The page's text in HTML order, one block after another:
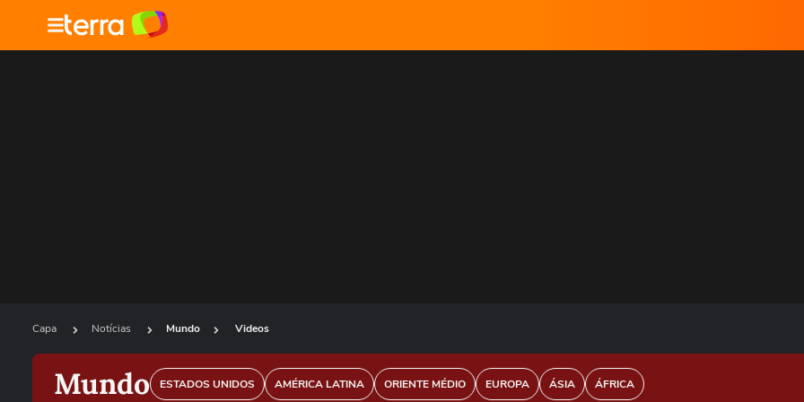
Capa Notícias Mundo Videos
Mundo ESTADOS UNIDOS AMÉRICA LATINA ORIENTE MÉDIO EUROPA ÁSIA ÁFRICA